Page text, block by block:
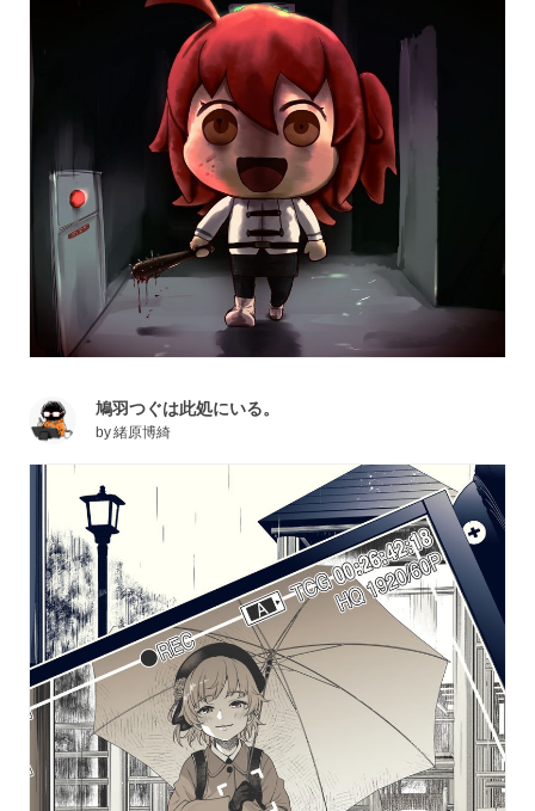
鳩羽つぐは此処にいる。
by緒原博綺